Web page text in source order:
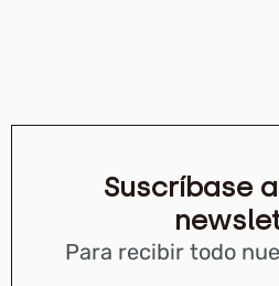
Suscríbase
Para recibir todo